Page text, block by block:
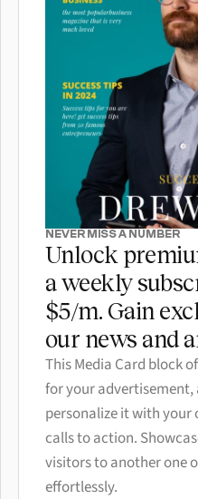
NEVER MISS A NUMBER
Unlock
a weekly
$5/m. Gain
our news and
This Media Card block
for your
personalize it with your
calls to action.
visitors to another one
effortlessly.